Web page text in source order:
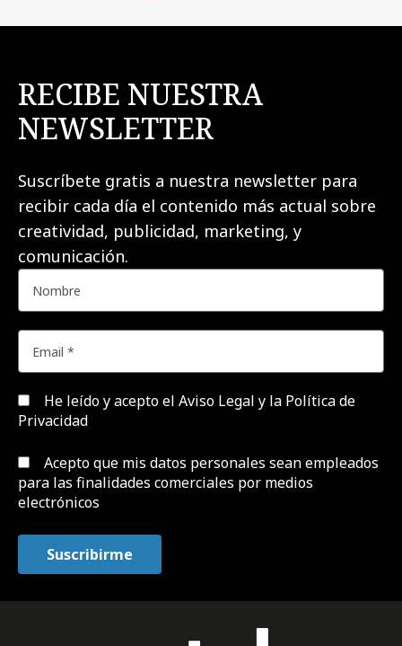
RECIBE NUESTRA
NEWSLETTER
Suscríbete gratis a nuestra newsletter para
recibir cada día el contenido más actual sobre
creatividad, publicidad, marketing, y
comunicación.
He leído y acepto el Aviso Legal y la Política de
Privacidad
Acepto que mis datos personales sean empleados
para las finalidades comerciales por medios
electrónicos